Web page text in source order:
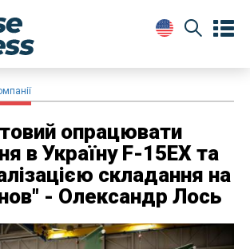
опрацювати
в Україну F-15EX та
складання на
- Олександр Лось